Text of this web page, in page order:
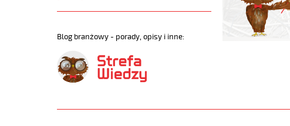
Blog branżowy - porady, opisy i inne:
kolorowe
https://
sklep.pl/